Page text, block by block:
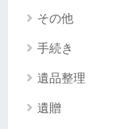
その他
手続き
遺品整理
遺贈